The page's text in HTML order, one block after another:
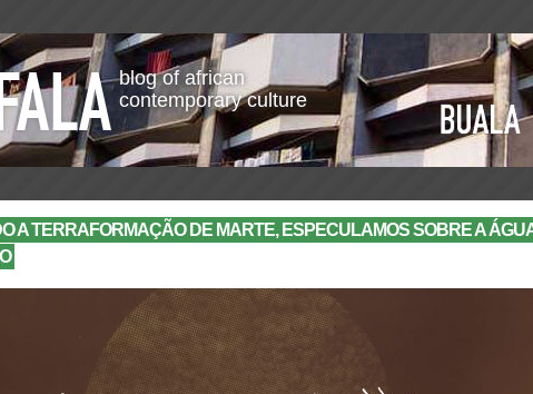
blog of african
contemporary culture
A TERRAFORMAÇÃO DE MARTE, ESPECULAMOS SOBRE A